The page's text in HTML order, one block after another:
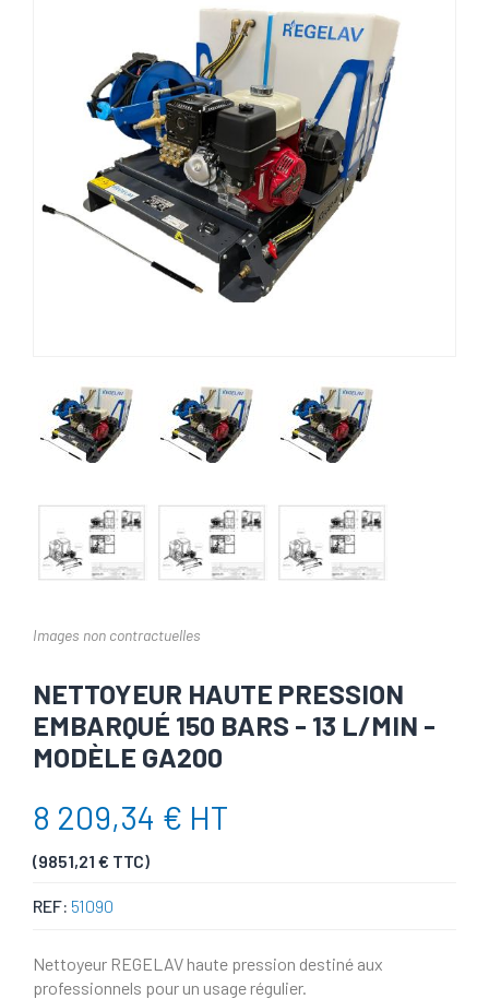
Images non contractuelles
NETTOYEUR HAUTE PRESSION
EMBARQUÉ 150 BARS - 13 L/MIN -
MODÈLE GA200
8 209,34 € HT
(9851,21 € TTC)
REF: 51090
Nettoyeur REGELAV haute pression destiné aux
professionnels pour un usage régulier.